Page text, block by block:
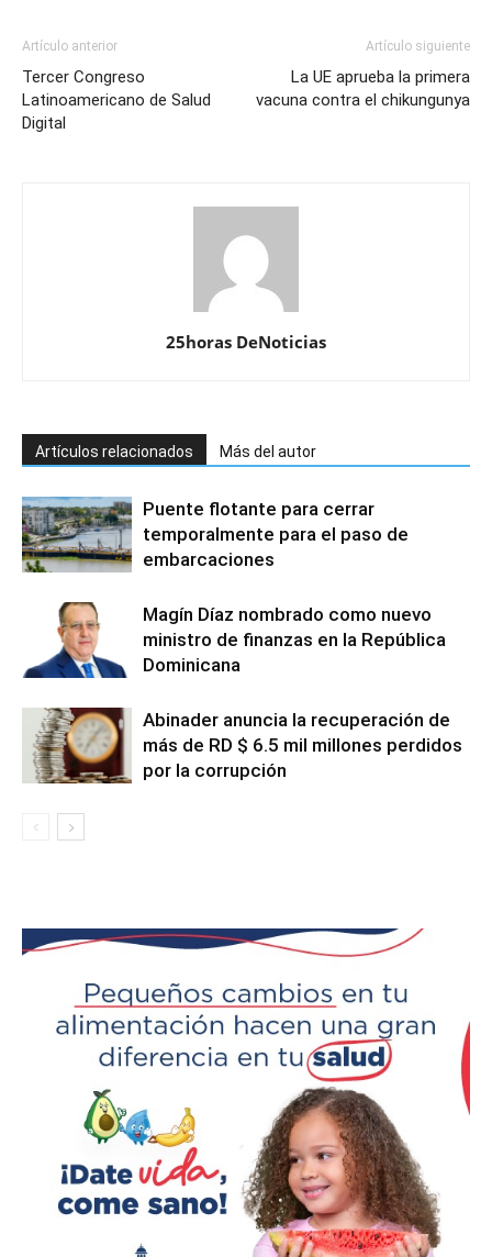
Artículo anterior
Tercer Congreso
Latinoamericano de Salud
Digital
Artículo siguiente
La UE aprueba la primera
vacuna contra el chikungunya
25horas DeNoticias
Artículos relacionados Más del autor
Puente flotante para cerrar
temporalmente para el paso de
embarcaciones
Magín Díaz nombrado como nuevo
ministro de finanzas en la República
Dominicana
Abinader anuncia la recuperación de
más de RD $ 6.5 mil millones perdidos
por la corrupción